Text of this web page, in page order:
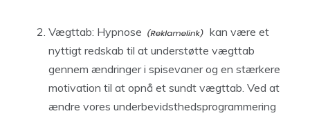
Vægttab: Hypnose
kan være et
nyttigt redskab til at understøtte vægttab
gennem ændringer i spisevaner og en stærkere
motivation til at opnå et sundt vægttab. Ved at
ændre vores underbevidsthedsprogrammering